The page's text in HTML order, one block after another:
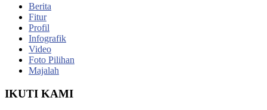
Berita
Fitur
Profil
Infografik
Video
Foto Pilihan
Majalah
IKUTI KAMI